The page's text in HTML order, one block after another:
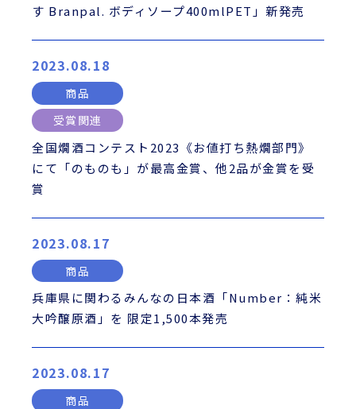
す Branpal. ボディソープ400mlPET」新発売
2023.08.18
商品
受賞関連
全国燗酒コンテスト2023《お値打ち熱燗部門》
にて「のものも」が最高金賞、他2品が金賞を受
賞
2023.08.17
商品
兵庫県に関わるみんなの日本酒「Number：純米
大吟醸原酒」を 限定1,500本発売
2023.08.17
商品